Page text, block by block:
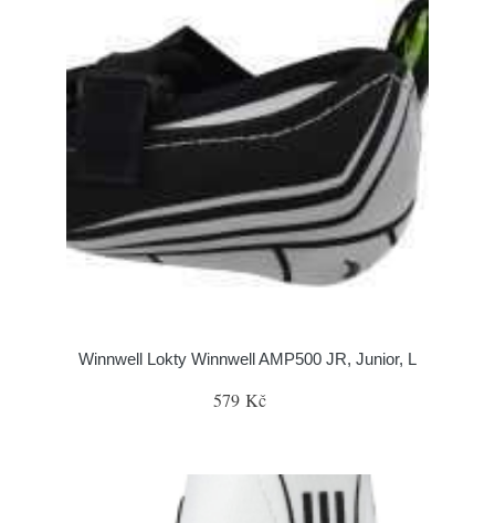
Winnwell Lokty Winnwell AMP500 JR, Junior, L
579 Kč